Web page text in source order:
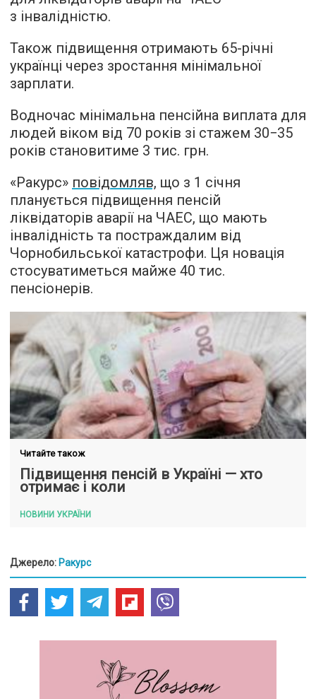
з інвалідністю.
Також підвищення отримають 65-річні
українці через зростання мінімальної
зарплати.
Водночас мінімальна пенсійна виплата для
людей віком від 70 років зі стажем 30−35
років становитиме 3 тис. грн.
«Ракурс» повідомляв, що з 1 січня
планується підвищення пенсій
ліквідаторів аварії на ЧАЕС, що мають
інвалідність та постраждалим від
Чорнобильської катастрофи. Ця новація
стосуватиметься майже 40 тис.
пенсіонерів.
Читайте також
Підвищення пенсій в Україні — хто
отримає і коли
НОВИНИ УКРАЇНИ
Джерело: Ракурс